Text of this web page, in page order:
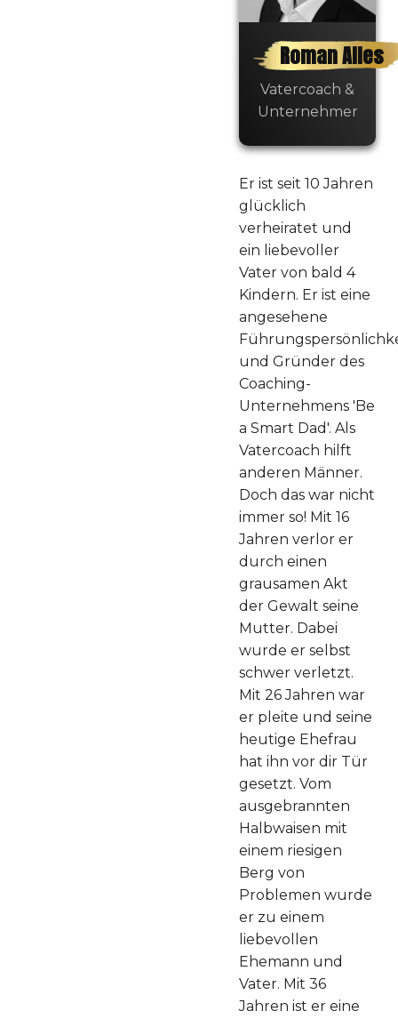
Roman Alles
Vatercoach &
Unternehmer
Er ist seit 10 Jahren
glücklich
verheiratet und
ein liebevoller
Vater von bald 4
Kindern. Er ist eine
angesehene
und Gründer des
Coaching-
Unternehmens 'Be
a Smart Dad'. Als
Vatercoach hilft
anderen Männer.
Doch das war nicht
immer so! Mit 16
Jahren verlor er
durch einen
grausamen Akt
der Gewalt seine
Mutter. Dabei
wurde er selbst
schwer verletzt.
Mit 26 Jahren war
er pleite und seine
heutige Ehefrau
hat ihn vor dir Tür
gesetzt. Vom
ausgebrannten
Halbwaisen mit
einem riesigen
Berg von
Problemen wurde
er zu einem
liebevollen
Ehemann und
Vater. Mit 36
Jahren ist er eine